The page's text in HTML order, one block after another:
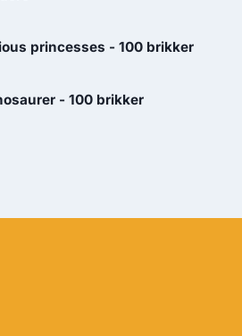
princesses - 100 brikker
- 100 brikker